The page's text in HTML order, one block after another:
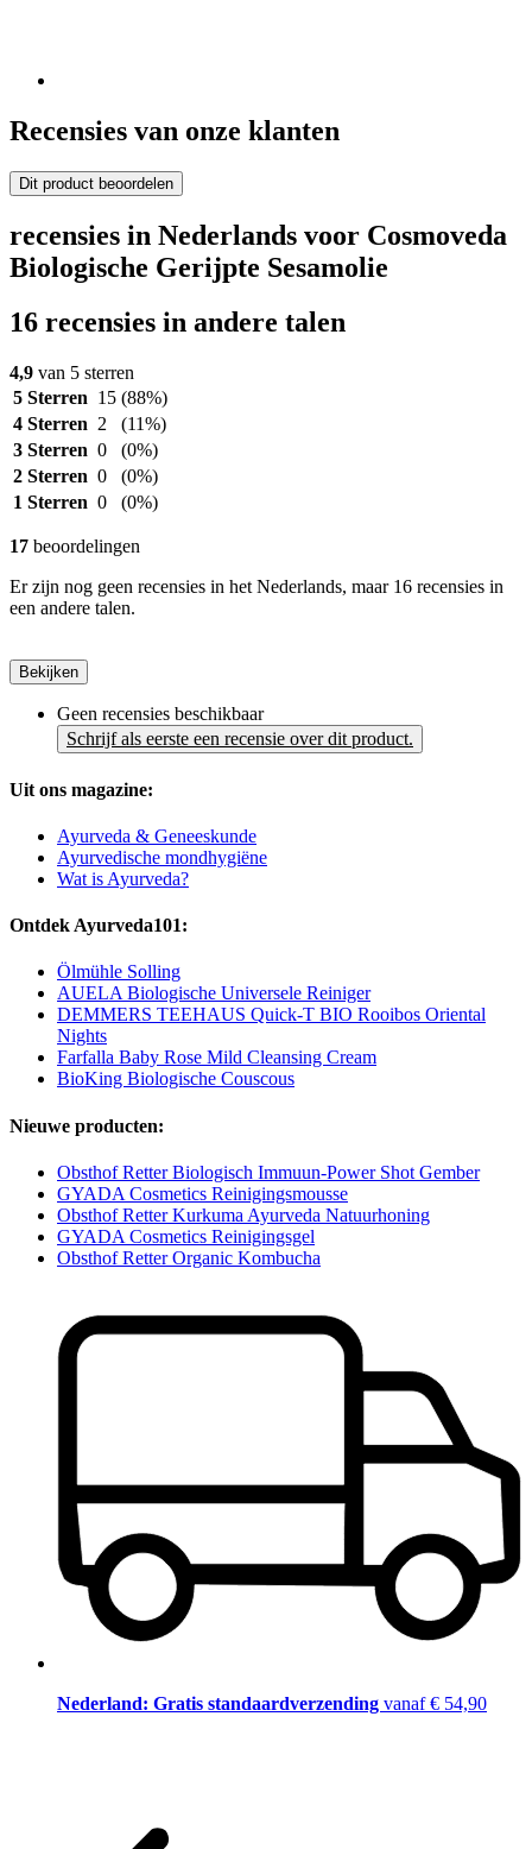
Recensies van onze klanten
Dit product beoordelen
recensies in Nederlands voor Cosmoveda
Biologische Gerijpte Sesamolie
16 recensies in andere talen
4,9 van 5 sterren
5 Sterren 15 (88%)
4 Sterren 2
(11%)
3 Sterren 0
(0%)
2 Sterren 0
(0%)
1 Sterren 0 (0%)
17 beoordelingen
Er zijn nog geen recensies in het Nederlands, maar 16 recensies in
een andere talen.
Bekijken
Geen recensies beschikbaar
Schrijf als eerste een recensie over dit product.
Uit ons magazine:
Ayurveda & Geneeskunde
Ayurvedische mondhygiëne
Wat is Ayurveda?
Ontdek Ayurveda101:
Ölmühle Solling
AUELA Biologische Universele Reiniger
DEMMERS TEEHAUS Quick-T BIO Rooibos Oriental
Nights
Farfalla Baby Rose Mild Cleansing Cream
BioKing Biologische Couscous
Nieuwe producten:
Obsthof Retter Biologisch Immuun-Power Shot Gember
GYADA Cosmetics Reinigingsmousse
Obsthof Retter Kurkuma Ayurveda Natuurhoning
GYADA Cosmetics Reinigingsgel
Obsthof Retter Organic Kombucha
Nederland: Gratis standaardverzending vanaf € 54,90